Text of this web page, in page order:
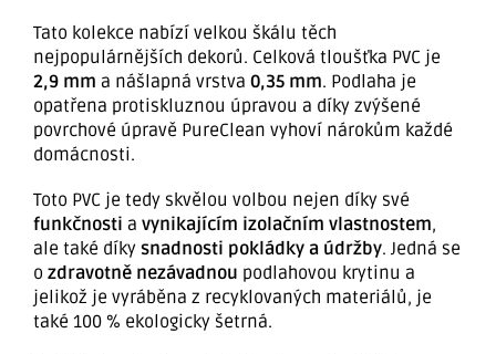
Tato kolekce nabízí velkou škálu těch
nejpopulárnějších dekorů. Celková tloušťka PVC je
2,9 mm a nášlapná vrstva 0,35 mm. Podlaha je
opatřena protiskluznou úpravou a díky zvýšené
povrchové úpravě PureClean vyhoví nárokům každé
domácnosti.
Toto PVC je tedy skvělou volbou nejen díky své
funkčnosti a vynikajícím izolačním vlastnostem,
ale také díky snadnosti pokládky a údržby. Jedná se
o zdravotně nezávadnou podlahovou krytinu a
jelikož je vyráběna z recyklovaných materiálů, je
také 100 % ekologicky šetrná.